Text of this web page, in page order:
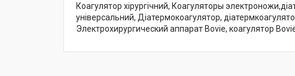
Коагулятор хірургічний, Коагуляторы
універсальний, Діатермокоагулятор,
Электрохирургический аппарат Bovie, коагулятор